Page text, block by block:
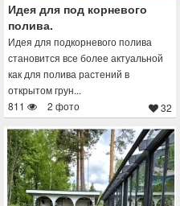
Идея для под корневого
полива.
Идея для подкорневого полива
становится все более актуальной
как для полива растений в
открытом грун...
811
2 фото 32